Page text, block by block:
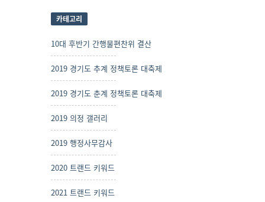
카테고리
10대 후반기 간행물편찬위 결산
2019 경기도 추계 정책토론 대축제
2019 경기도 춘계 정책토론 대축제
2019 의정 갤러리
2019 행정사무감사
2020 트랜드 키워드
2021 트랜드 키워드